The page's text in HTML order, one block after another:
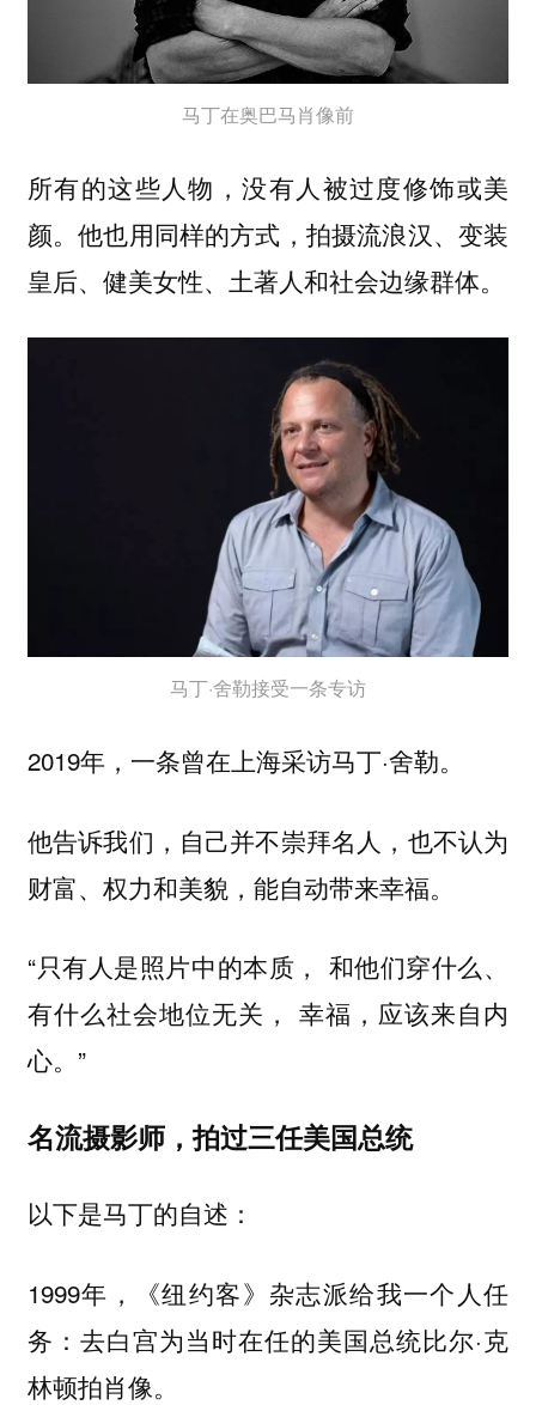
马丁在奥巴马肖像前
所有的这些人物，没有人被过度修饰或美
颜。他也用同样的方式，拍摄流浪汉、变装
皇后、健美女性、土著人和社会边缘群体。
马丁·舍勒接受一条专访
2019年，一条曾在上海采访马丁·舍勒。
他告诉我们，自己并不崇拜名人，也不认为
财富、权力和美貌，能自动带来幸福。
“只有人是照片中的本质， 和他们穿什么、
有什么社会地位无关， 幸福，应该来自内
心。”
名流摄影师，拍过三任美国总统
以下是马丁的自述：
1999年，《纽约客》杂志派给我一个人任
务：去白宫为当时在任的美国总统比尔·克
林顿拍肖像。